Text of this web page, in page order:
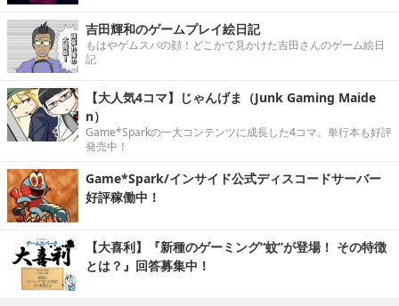
吉田輝和のゲームプレイ絵日記
もはやゲムスパの顔！どこかで見かけた吉田さんのゲーム絵日
記
【大人気4コマ】じゃんげま（Junk Gaming Maide
n）
Game*Sparkの一大コンテンツに成長した4コマ。単行本も好評
発売中！
Game*Spark/インサイド公式ディスコードサーバー
好評稼働中！
【大喜利】『新種のゲーミング“蚊”が登場！ その特徴
とは？』回答募集中！